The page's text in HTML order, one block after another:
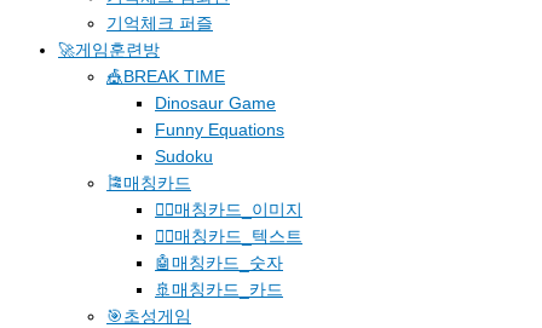
기억체크 퍼즐
🚀게임훈련방
🎪BREAK TIME
Dinosaur Game
Funny Equations
Sudoku
🎏매칭카드
🐱‍🚀매칭카드_이미지
🐱‍👓매칭카드_텍스트
🤖매칭카드_숫자
🚢매칭카드_카드
🎯초성게임